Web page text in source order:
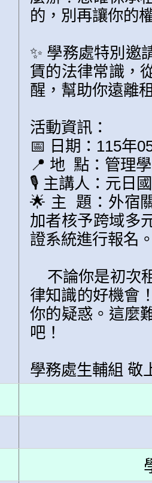
的，別再讓你的
✨ 學務處特別邀
賃的法律常識，
醒，幫助你遠離
活動資訊：
📅 日期：115年
📍 地  點：管理
🎙 主講人：元日
🌟 主  題：外宿
加者核予跨域多
證系統進行報名
律知識的好機會
你的疑惑。這麼
吧！
學務處生輔組 敬